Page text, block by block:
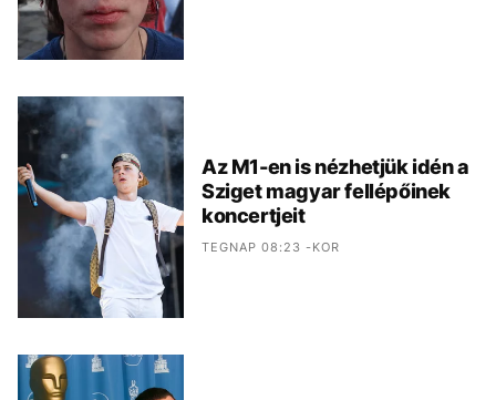
Az M1-en is nézhetjük idén a
Sziget magyar fellépőinek
koncertjeit
TEGNAP 08:23 -KOR